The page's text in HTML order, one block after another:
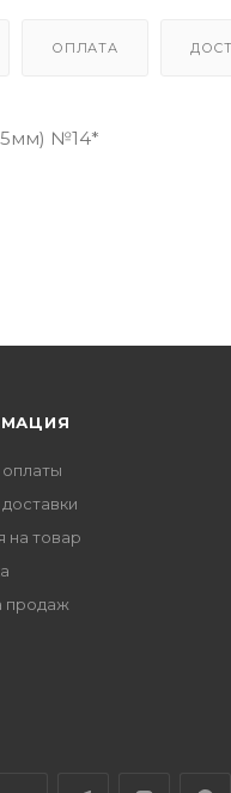
ОПЛАТА
№14*
на товар
продаж